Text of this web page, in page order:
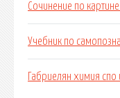
Сочинение по
Учебник по
Габриелян химия спо